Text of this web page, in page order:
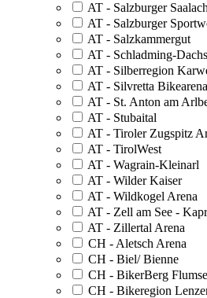
AT - Salzburger
AT - Salzburger
AT - Salzkammergut
AT - Schladming-
AT - Silberregion
AT - Silvretta
AT - St. Anton am
AT - Stubaital
AT - Tiroler Zugspitz
AT - TirolWest
AT - Wagrain-Kleinarl
AT - Wilder Kaiser
AT - Wildkogel Arena
AT - Zell am See -
AT - Zillertal Arena
CH - Aletsch Arena
CH - Biel/ Bienne
CH - BikerBerg
CH - Bikeregion